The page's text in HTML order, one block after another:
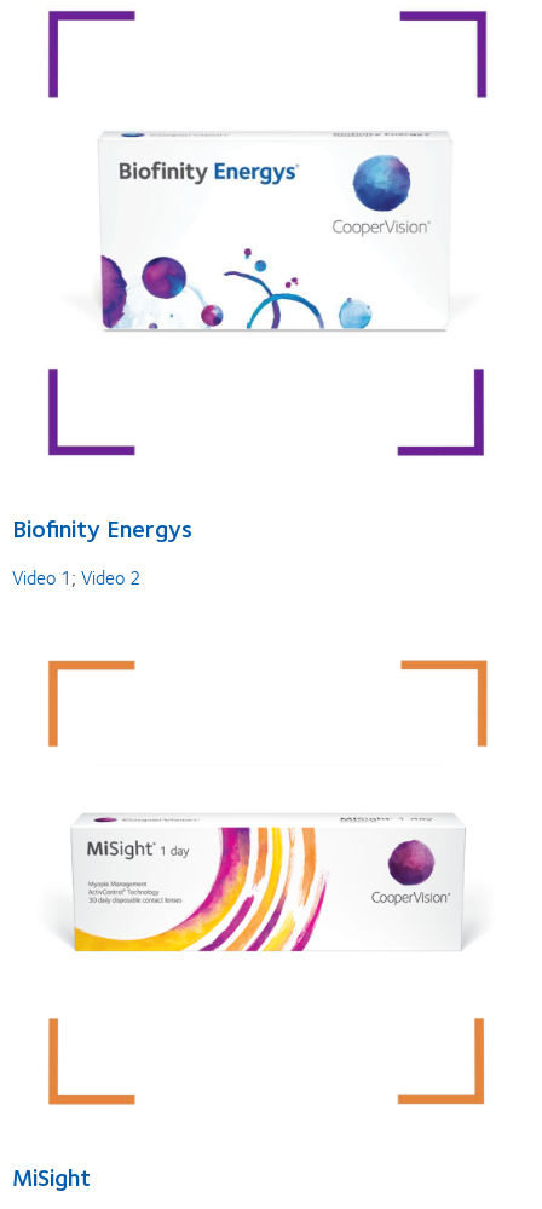
Biofinity Energys
Video 1; Video 2
MiSight